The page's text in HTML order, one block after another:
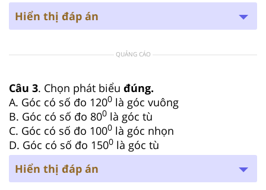
Hiển thị đáp án
QUẢNG CÁO
Câu 3. Chọn phát biểu đúng.
A. Góc có số đo 1200 là góc vuông
B. Góc có số đo 800 là góc tù
C. Góc có số đo 1000 là góc nhọn
D. Góc có số đo 1500 là góc tù
Hiển thị đáp án